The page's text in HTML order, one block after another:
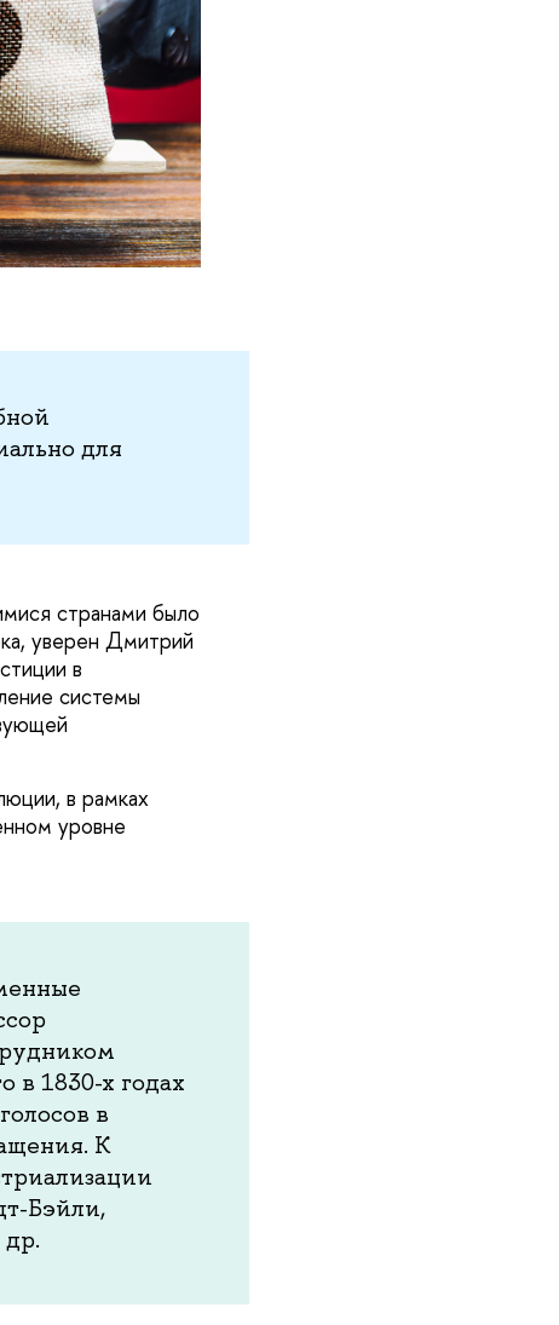
для
странами было
уверен Дмитрий
в
системы
в рамках
уровне
в 1830-х годах
в
К
Бэйли,